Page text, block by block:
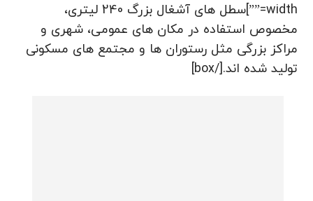
width=””]سطل های آشغال بزرگ 240 لیتری،
مخصوص استفاده در مکان های عمومی، شهری و
مراکز بزرگی مثل رستوران ها و مجتمع های مسکونی
تولید شده اند.[/box]